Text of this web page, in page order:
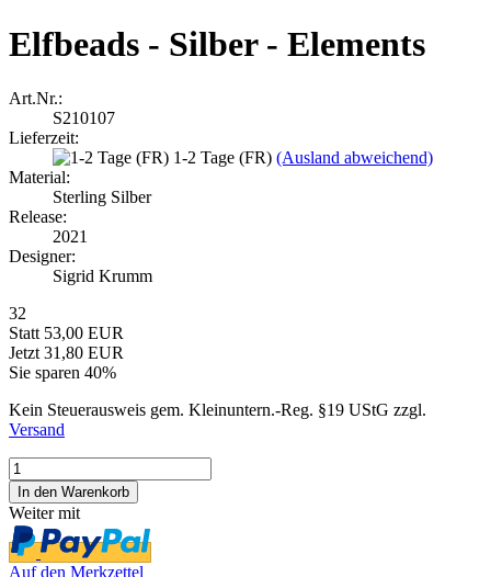
Elfbeads - Silber - Elements
Art.Nr.:
S210107
Lieferzeit:
1-2 Tage (FR) (Ausland abweichend)
Material:
Sterling Silber
Release:
2021
Designer:
Sigrid Krumm
32
Statt 53,00 EUR
Jetzt 31,80 EUR
Sie sparen 40%
Kein Steuerausweis gem. Kleinuntern.-Reg. §19 UStG zzgl.
Versand
Weiter mit
Auf den Merkzettel